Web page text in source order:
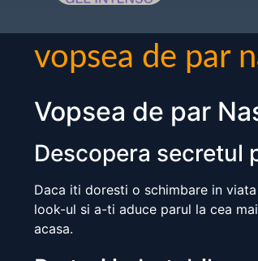
vopsea de par
Vopsea de par
Descopera secretul
Daca iti doresti o schimbare in
look-ul si a-ti aduce parul la cea
acasa.